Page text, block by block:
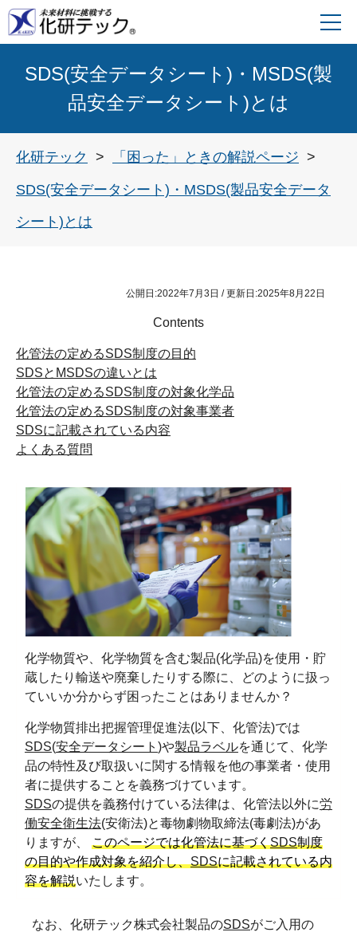
SDS(安全データシート)・MSDS(製
品安全データシート)とは
化研テック 「困った」ときの解説ページ
SDS(安全データシート)・MSDS(製品安全データ
シート)とは
公開日:2022年7月3日 / 更新日:2025年8月22日
Contents
化管法の定めるSDS制度の目的
SDSとMSDSの違いとは
化管法の定めるSDS制度の対象化学品
化管法の定めるSDS制度の対象事業者
SDSに記載されている内容
よくある質問
化学物質や、化学物質を含む製品(化学品)を使用・貯
蔵したり輸送や廃棄したりする際に、どのように扱っ
ていいか分からず困ったことはありませんか？
化学物質排出把握管理促進法(以下、化管法)では
SDS(安全データシート )や製品ラベルを通じて、化学
品の特性及び取扱いに関する情報を他の事業者・使用
者に提供することを義務づけています。
SDSの提供を義務付けている法律は、化管法以外に労
働安全衛生法(安衛法)と毒物劇物取締法(毒劇法)があ
りますが、 このページでは化管法に基づくSDS制度
の目的や作成対象を紹介し、SDSに記載されている内
容を解説いたします。
なお、化研テック株式会社製品のSDSがご入用の